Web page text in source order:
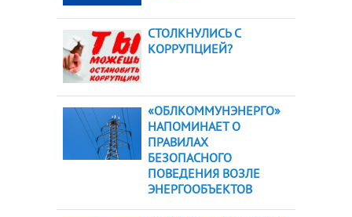
СТОЛКНУЛИСЬ С
КОРРУПЦИЕЙ?
«ОБЛКОММУНЭНЕРГО»
НАПОМИНАЕТ О
ПРАВИЛАХ
БЕЗОПАСНОГО
ПОВЕДЕНИЯ ВОЗЛЕ
ЭНЕРГООБЪЕКТОВ